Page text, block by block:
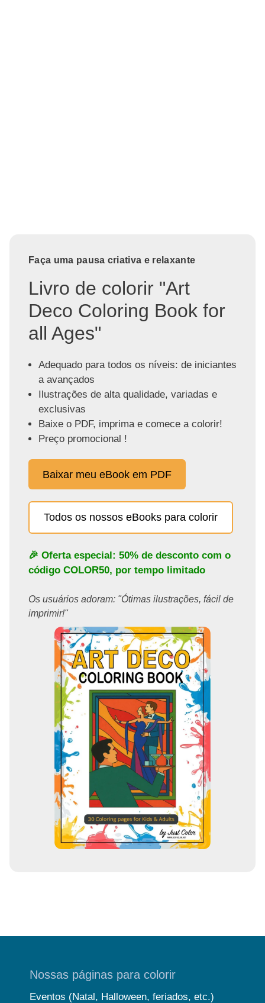
Faça uma pausa criativa e relaxante
Livro de colorir "Art
Deco Coloring Book for
all Ages"
Adequado para todos os níveis: de iniciantes
a avançados
Ilustrações de alta qualidade, variadas e
exclusivas
Baixe o PDF, imprima e comece a colorir!
Preço promocional !
Baixar meu eBook em PDF
Todos os nossos eBooks para colorir
🎉 Oferta especial: 50% de desconto com o
código COLOR50, por tempo limitado
Os usuários adoram: "Ótimas ilustrações, fácil de
imprimir!"
Nossas páginas para colorir
Eventos (Natal, Halloween, feriados, etc.)